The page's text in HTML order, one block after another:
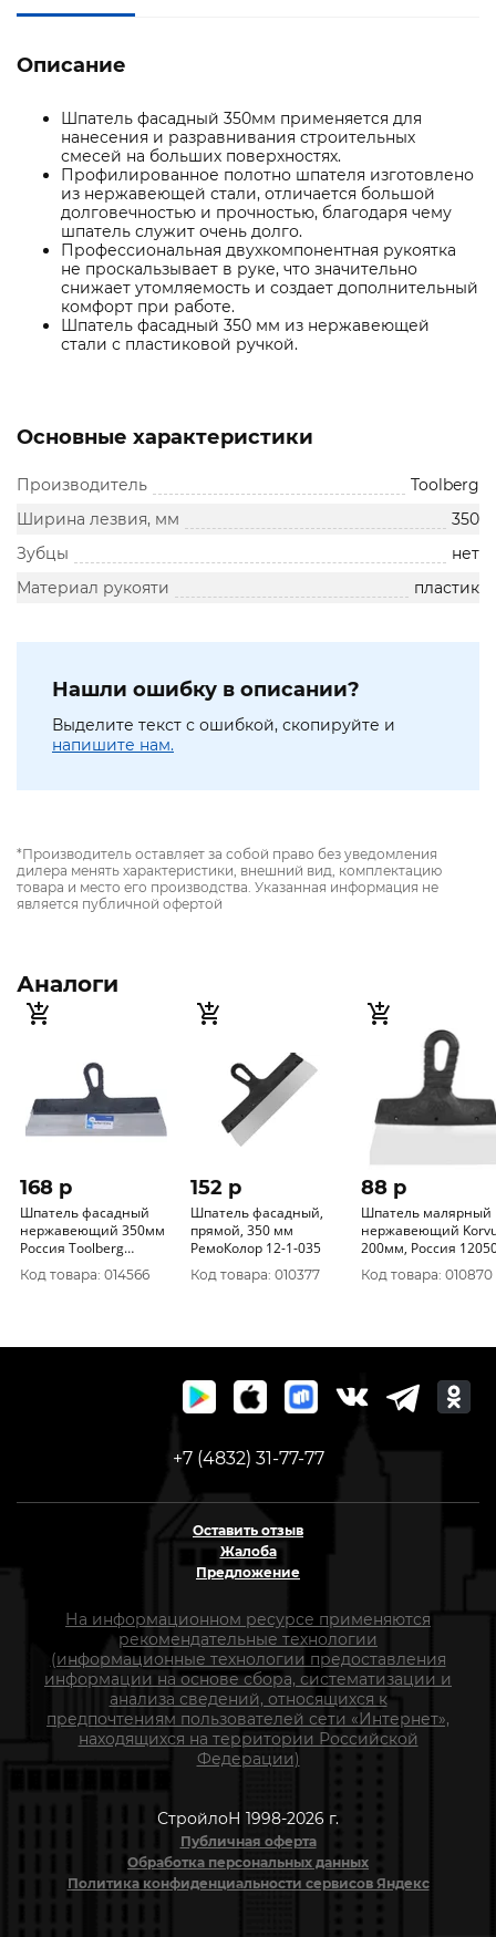
Описание
Шпатель фасадный 350мм применяется для
нанесения и разравнивания строительных
смесей на больших поверхностях.
Профилированное полотно шпателя изготовлено
из нержавеющей стали, отличается большой
долговечностью и прочностью, благодаря чему
шпатель служит очень долго.
Профессиональная двухкомпонентная рукоятка
не проскальзывает в руке, что значительно
снижает утомляемость и создает дополнительный
комфорт при работе.
Шпатель фасадный 350 мм из нержавеющей
стали с пластиковой ручкой.
Основные характеристики
Производитель
Toolberg
Ширина лезвия, мм
350
Зубцы
нет
Материал рукояти
пластик
Нашли ошибку в описании?
Выделите текст с ошибкой, скопируйте и
напишите нам.
*Производитель оставляет за собой право без уведомления
дилера менять характеристики, внешний вид, комплектацию
товара и место его производства. Указанная информация не
является публичной офертой
Аналоги
168 p
Шпатель фасадный
нержавеющий 350мм
Россия Toolberg
1201135
Код товара: 014566
152 p
Шпатель фасадный,
прямой, 350 мм
РемоКолор 12-1-035
Код товара: 010377
88 p
Шпатель малярный
нержавеющий
200мм, Россия
Код товара: 010870
+7 (4832) 31-77-77
Оставить отзыв
Жалоба
Предложение
На информационном ресурсе применяются
рекомендательные технологии
(информационные технологии предоставления
информации на основе сбора, систематизации и
анализа сведений, относящихся к
предпочтениям пользователей сети «Интернет»,
находящихся на территории Российской
Федерации)
СтройлоН 1998-2026 г.
Публичная оферта
Обработка персональных данных
Политика конфиденциальности сервисов Яндекс